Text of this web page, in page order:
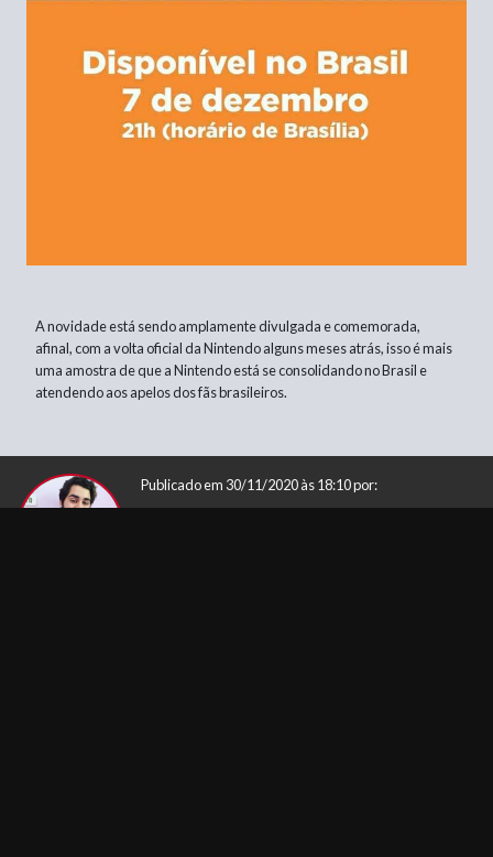
A novidade está sendo amplamente divulgada e comemorada,
afinal, com a volta oficial da Nintendo alguns meses atrás, isso é mais
uma amostra de que a Nintendo está se consolidando no Brasil e
atendendo aos apelos dos fãs brasileiros.
Publicado em 30/11/2020 às 18:10 por: